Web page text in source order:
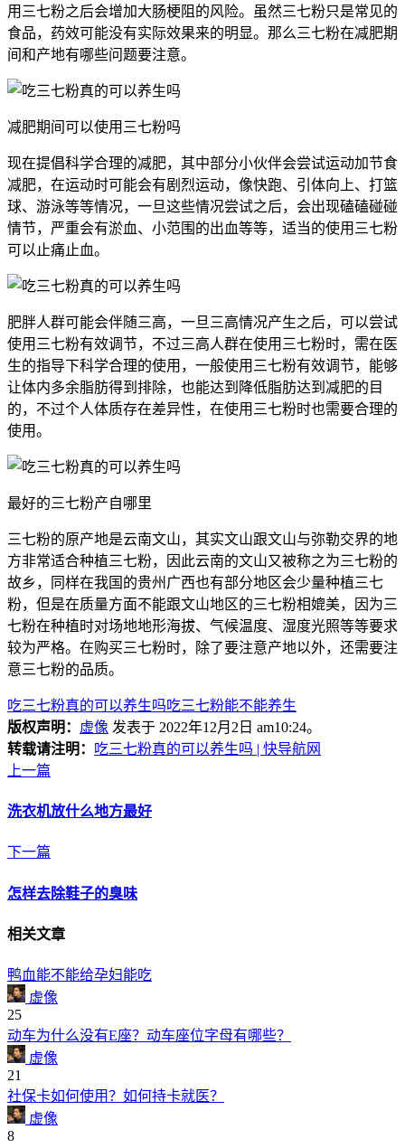
用三七粉之后会增加大肠梗阻的风险。虽然三七粉只是常见的
食品，药效可能没有实际效果来的明显。那么三七粉在减肥期
间和产地有哪些问题要注意。
减肥期间可以使用三七粉吗
现在提倡科学合理的减肥，其中部分小伙伴会尝试运动加节食
减肥，在运动时可能会有剧烈运动，像快跑、引体向上、打篮
球、游泳等等情况，一旦这些情况尝试之后，会出现磕磕碰碰
情节，严重会有淤血、小范围的出血等等，适当的使用三七粉
可以止痛止血。
肥胖人群可能会伴随三高，一旦三高情况产生之后，可以尝试
使用三七粉有效调节，不过三高人群在使用三七粉时，需在医
生的指导下科学合理的使用，一般使用三七粉有效调节，能够
让体内多余脂肪得到排除，也能达到降低脂肪达到减肥的目
的，不过个人体质存在差异性，在使用三七粉时也需要合理的
使用。
最好的三七粉产自哪里
三七粉的原产地是云南文山，其实文山跟文山与弥勒交界的地
方非常适合种植三七粉，因此云南的文山又被称之为三七粉的
故乡，同样在我国的贵州广西也有部分地区会少量种植三七
粉，但是在质量方面不能跟文山地区的三七粉相媲美，因为三
七粉在种植时对场地地形海拔、气候温度、湿度光照等等要求
较为严格。在购买三七粉时，除了要注意产地以外，还需要注
意三七粉的品质。
吃三七粉真的可以养生吗吃三七粉能不能养生
版权声明： 虚像 发表于 2022年12月2日 am10:24。
转载请注明：
吃三七粉真的可以养生吗 | 快导航网
上一篇
洗衣机放什么地方最好
下一篇
怎样去除鞋子的臭味
相关文章
鸭血能不能给孕妇能吃
虚像
25
动车为什么没有E座？动车座位字母有哪些？
虚像
21
社保卡如何使用？如何持卡就医？
虚像
8